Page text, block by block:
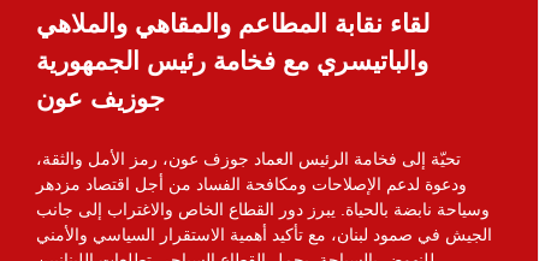
لقاء نقابة المطاعم والمقاهي والملاهي
والباتيسري مع فخامة رئيس الجمهورية
جوزيف عون
تحيّة إلى فخامة الرئيس العماد جوزف عون، رمز الأمل والثقة،
ودعوة لدعم الإصلاحات ومكافحة الفساد من أجل اقتصاد مزدهر
وسياحة نابضة بالحياة. يبرز دور القطاع الخاص والاغتراب إلى جانب
الجيش في صمود لبنان، مع تأكيد أهمية الاستقرار السياسي والأمني